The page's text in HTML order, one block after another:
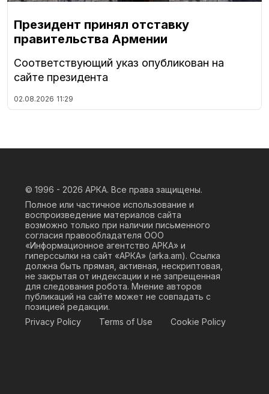
Президент принял отставку
правительства Армении
Соответствующий указ опубликован на
сайте президента
02.08.2026 11:29
© 1996 - 2026 АРКА. Все права защищены.
Полное или частичное использование и
воспроизведение материалов сайта
возможно только при наличии письменного
согласия правообладателя ООО
«Информационное агентство АРКА» и
гиперссылки на сайт «АРКА» (arka.am). Ссылка
должна быть прямая, активная, нескриптовая,
не закрытая от индексации и не запрещенная
для следования робота. Мнение авторов
публикаций на сайте может не совпадать с
позицией редакции.
Privacy Policy
Terms of Use Cookie Policy